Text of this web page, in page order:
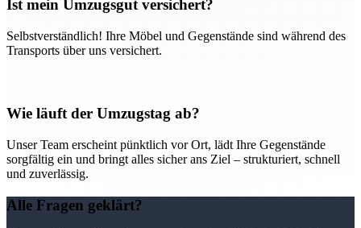
Ist mein Umzugsgut versichert?
Selbstverständlich! Ihre Möbel und Gegenstände sind während des
Transports über uns versichert.
Wie läuft der Umzugstag ab?
Unser Team erscheint pünktlich vor Ort, lädt Ihre Gegenstände
sorgfältig ein und bringt alles sicher ans Ziel – strukturiert, schnell
und zuverlässig.
Alle Fragen geklärt?